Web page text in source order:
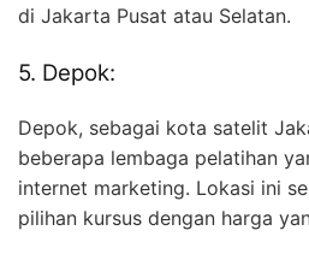
di Jakarta Pusat atau Selatan.
5. Depok:
Depok, sebagai kota satelit
beberapa lembaga pelatihan
internet marketing. Lokasi ini
pilihan kursus dengan harga